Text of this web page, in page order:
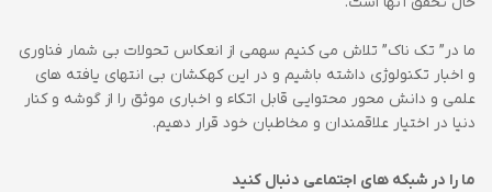
ما در” تک ناک” تلاش می کنیم سهمی از انعکاس تحولات بی شمار فناوری
و اخبار تکنولوژی داشته باشیم و در این کهکشان بی انتهای یافته های
علمی و دانش محور محتوایی قابل اتکاء و اخباری موثق را از گوشه و کنار
دنیا در اختیار علاقمندان و مخاطبان خود قرار دهیم.
ما را در شبکه های اجتماعی دنبال کنید